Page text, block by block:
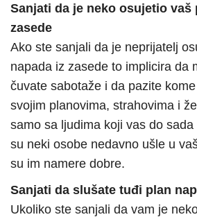
Sanjati da je neko osujetio vaš
zasede
Ako ste sanjali da je neprijatelj
napada iz zasede to implicira da
čuvate sabotaže i da pazite
svojim planovima, strahovima i
samo sa ljudima koji vas do
su neki osobe nedavno ušle u
su im namere dobre.
Sanjati da slušate tuđi plan
Ukoliko ste sanjali da vam je